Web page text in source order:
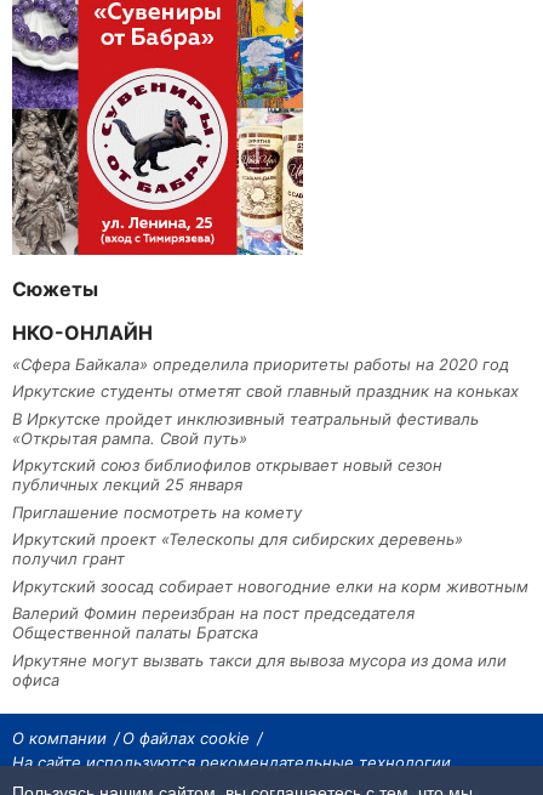
Сюжеты
НКО-ОНЛАЙН
«Сфера Байкала» определила приоритеты работы на 2020 год
Иркутские студенты отметят свой главный праздник на коньках
В Иркутске пройдет инклюзивный театральный фестиваль
«Открытая рампа. Свой путь»
Иркутский союз библиофилов открывает новый сезон
публичных лекций 25 января
Приглашение посмотреть на комету
Иркутский проект «Телескопы для сибирских деревень»
получил грант
Иркутский зоосад собирает новогодние елки на корм животным
Валерий Фомин переизбран на пост председателя
Общественной палаты Братска
Иркутяне могут вызвать такси для вывоза мусора из дома или
офиса
О компании
О файлах cookie
На сайте используются рекомендательные технологии